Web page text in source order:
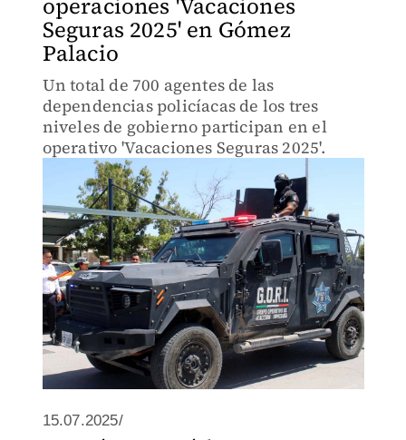
Seguras 2025' en Gómez
Palacio
Un total de 700 agentes de las
dependencias policíacas de los tres
niveles de gobierno participan en el
operativo 'Vacaciones Seguras 2025'.
15.07.2025/